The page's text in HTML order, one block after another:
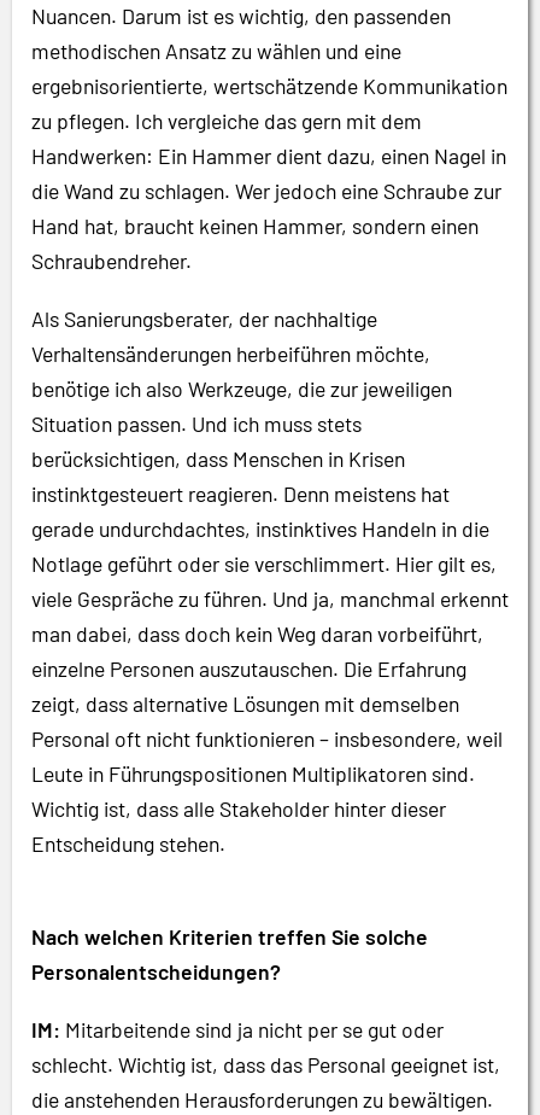
Nuancen. Darum ist es wichtig, den passenden
methodischen Ansatz zu wählen und eine
ergebnisorientierte, wertschätzende Kommunikation
zu pflegen. Ich vergleiche das gern mit dem
Handwerken: Ein Hammer dient dazu, einen Nagel in
die Wand zu schlagen. Wer jedoch eine Schraube zur
Hand hat, braucht keinen Hammer, sondern einen
Schraubendreher.
Als Sanierungsberater, der nachhaltige
Verhaltensänderungen herbeiführen möchte,
benötige ich also Werkzeuge, die zur jeweiligen
Situation passen. Und ich muss stets
berücksichtigen, dass Menschen in Krisen
instinktgesteuert reagieren. Denn meistens hat
gerade undurchdachtes, instinktives Handeln in die
Notlage geführt oder sie verschlimmert. Hier gilt es,
viele Gespräche zu führen. Und ja, manchmal erkennt
man dabei, dass doch kein Weg daran vorbeiführt,
einzelne Personen auszutauschen. Die Erfahrung
zeigt, dass alternative Lösungen mit demselben
Personal oft nicht funktionieren – insbesondere, weil
Leute in Führungspositionen Multiplikatoren sind.
Wichtig ist, dass alle Stakeholder hinter dieser
Entscheidung stehen.
Nach welchen Kriterien treffen Sie solche
Personalentscheidungen?
IM: Mitarbeitende sind ja nicht per se gut oder
schlecht. Wichtig ist, dass das Personal geeignet ist,
die anstehenden Herausforderungen zu bewältigen.